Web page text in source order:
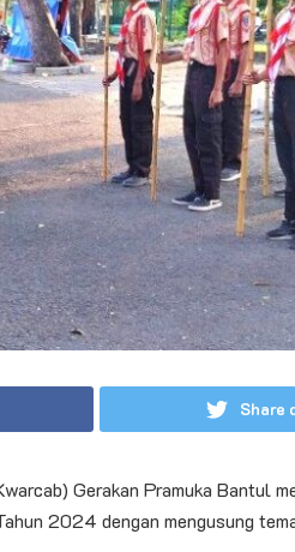
Share
Gerakan Pramuka Bantul
2024 dengan mengusung